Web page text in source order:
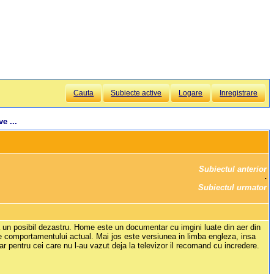
Cauta Subiecte active Logare Inregistrare
...
Subiectul anterior
Subiectul urmator
posibil dezastru. Home este un documentar cu imgini luate din aer din
actual. Mai jos este versiunea in limba engleza, insa
pentru cei care nu l-au vazut deja la televizor il recomand cu incredere.